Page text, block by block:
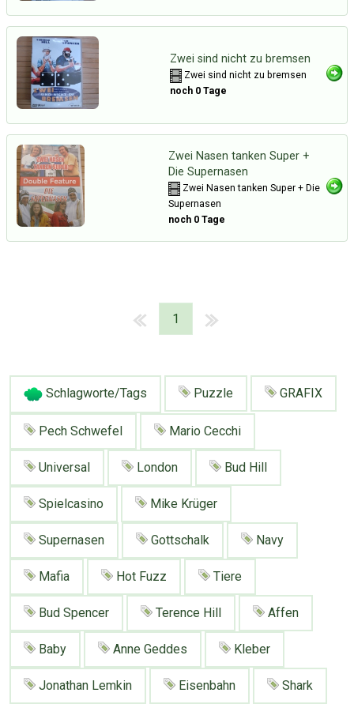
Mit Email
Google Neu hier?
Über Tauschbu↔de
Mediadaten
Kategorien
Erweitere Suche
Zufallsartikel
Kategoriewolke
Zwei sind nicht zu bremsen
Zwei sind nicht zu bremsen
noch 0 Tage
Zwei Nasen tanken Super +
Die Supernasen
Zwei Nasen tanken Super + Die
Supernasen
noch 0 Tage
1
Schlagworte/Tags Puzzle GRAFIX
Pech Schwefel Mario Cecchi
Universal London Bud Hill
Spielcasino Mike Krüger
Supernasen Gottschalk Navy
Mafia Hot Fuzz Tiere
Bud Spencer Terence Hill Affen
Baby Anne Geddes Kleber
Jonathan Lemkin Eisenbahn Shark